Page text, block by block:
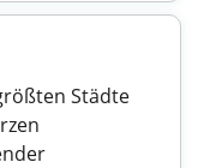
Städte